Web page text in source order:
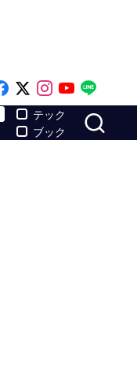
Like on Facebook
Follow on x
Follow on
Follow
テック
ブック